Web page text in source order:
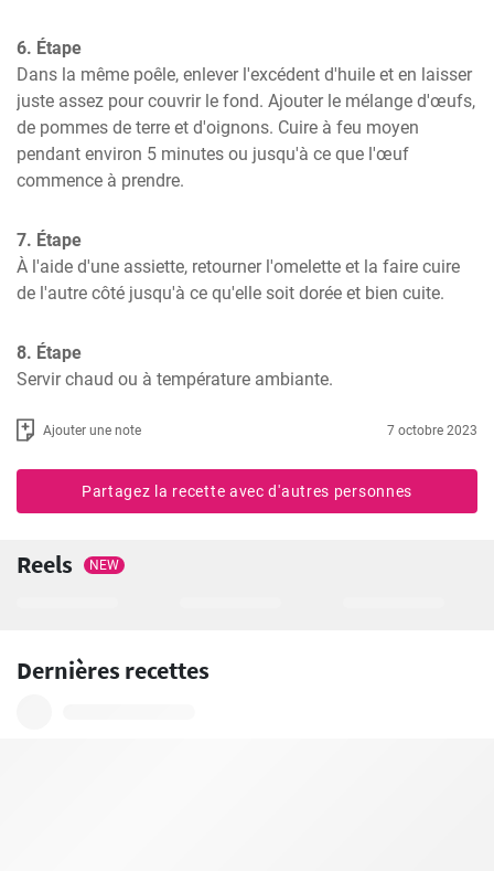
6. Étape
Dans la même poêle, enlever l'excédent d'huile et en laisser
juste assez pour couvrir le fond. Ajouter le mélange d'œufs,
de pommes de terre et d'oignons. Cuire à feu moyen
pendant environ 5 minutes ou jusqu'à ce que l'œuf
commence à prendre.
7. Étape
À l'aide d'une assiette, retourner l'omelette et la faire cuire
de l'autre côté jusqu'à ce qu'elle soit dorée et bien cuite.
8. Étape
Servir chaud ou à température ambiante.
Ajouter une note 7 octobre 2023
Partagez la recette avec d'autres personnes
Reels NEW
Dernières recettes